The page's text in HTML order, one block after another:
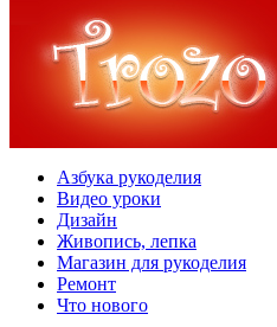
Азбука рукоделия
Видео уроки
Дизайн
Живопись, лепка
Магазин для рукоделия
Ремонт
Что нового